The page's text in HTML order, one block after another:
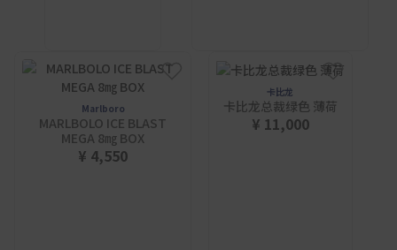
Marlboro
MARLBOLO ICE BLAST
MEGA 8㎎ BOX
¥ 4,550
卡比龙
卡比龙总裁绿色 薄荷
¥ 11,000